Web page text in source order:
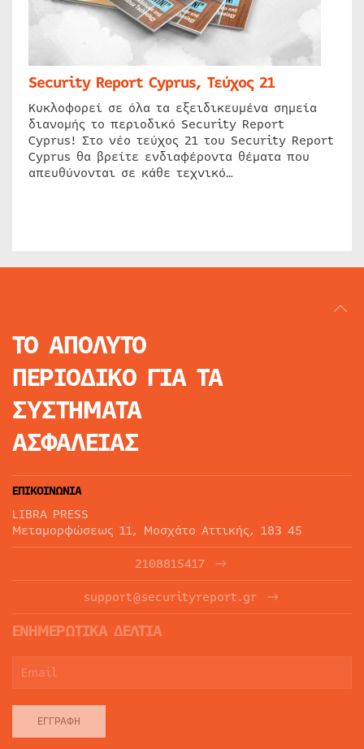
Security Report Cyprus, Τεύχος 21
Κυκλοφορεί σε όλα τα εξειδικευμένα σημεία
διανομής το περιοδικό Security Report
Cyprus! Στο νέο τεύχος 21 του Security Report
Cyprus θα βρείτε ενδιαφέροντα θέματα που
απευθύνονται σε κάθε τεχνικό…
ΤΟ ΑΠΟΛΥΤΟ
ΠΕΡΙΟΔΙΚΟ ΓΙΑ ΤΑ
ΣΥΣΤΗΜΑΤΑ
ΑΣΦΑΛΕΙΑΣ
ΕΠΙΚΟΙΝΩΝΙΑ
LIBRA PRESS
Μεταμορφώσεως 11, Μοσχάτο Αττικής, 183 45
2108815417
support@securityreport.gr
ΕΝΗΜΕΡΩΤΙΚΑ ΔΕΛΤΙΑ
ΕΓΓΡΑΦΉ